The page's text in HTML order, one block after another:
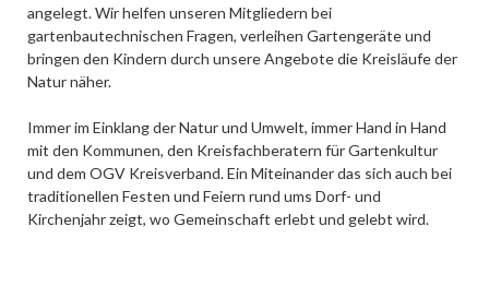
angelegt. Wir helfen unseren Mitgliedern bei
gartenbautechnischen Fragen, verleihen Gartengeräte und
bringen den Kindern durch unsere Angebote die Kreisläufe der
Natur näher.
Immer im Einklang der Natur und Umwelt, immer Hand in Hand
mit den Kommunen, den Kreisfachberatern für Gartenkultur
und dem OGV Kreisverband. Ein Miteinander das sich auch bei
traditionellen Festen und Feiern rund ums Dorf- und
Kirchenjahr zeigt, wo Gemeinschaft erlebt und gelebt wird.